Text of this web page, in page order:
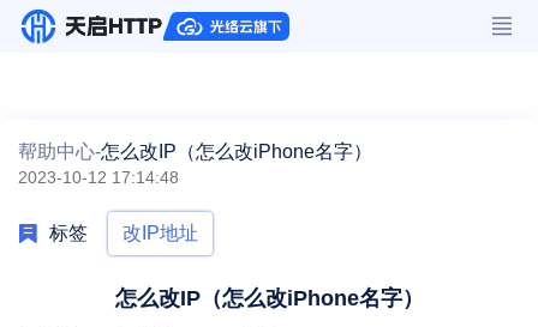
帮助中心-怎么改IP（怎么改iPhone名字）
2023-10-12 17:14:48
标签 改IP地址
怎么改IP（怎么改iPhone名字）